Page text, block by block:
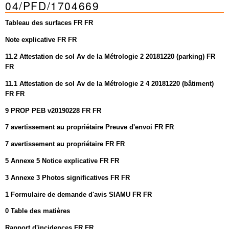
Mots-clés
Renseignements urbanistiques
04/PFD/1704669
Tableau des surfaces FR FR
Note explicative FR FR
11.2 Attestation de sol Av de la Métrologie 2 20181220 (parking) FR
FR
11.1 Attestation de sol Av de la Métrologie 2 4 20181220 (bâtiment)
FR FR
9 PROP PEB v20190228 FR FR
7 avertissement au propriétaire Preuve d'envoi FR FR
7 avertissement au propriétaire FR FR
5 Annexe 5 Notice explicative FR FR
3 Annexe 3 Photos significatives FR FR
1 Formulaire de demande d'avis SIAMU FR FR
0 Table des matières